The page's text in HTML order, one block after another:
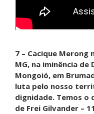
7 – Cacique Merong
MG, na iminência de
Mongoió, em
luta pelo nosso
dignidade. Temos o
de Frei Gilvander –